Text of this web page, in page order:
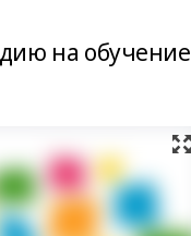
на обучение